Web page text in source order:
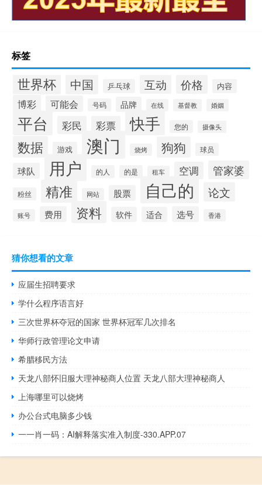
标签
世界杯 中国 乒乓球 互动 价格 内容
博彩 可能会 号码 品牌 在线 基督教 婚姻
平台 彩民 彩票 快手 您的 摄像头
数据 游戏 澳门 烧烤 狗狗 球员
球队 用户 的人 的是 租车 空调 管家婆
粉丝 精准 网站 股票 自己的 论文
账号 费用 资料 软件 适合 选号 香港
猜你想看的文章
应届生招聘要求
学什么程序语言好
三次世界杯夺冠的国家 世界杯冠军几次排名
华师行政管理论文申请
希腊移民方法
天龙八部怀旧服大理神秘商人位置 天龙八部大理神秘商人
上海哪里可以烧烤
办公台式电脑多少钱
一一肖一码：AI解释落实准入制度-330.APP.07